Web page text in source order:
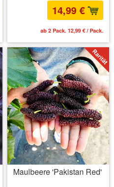
14,99 €
ab 2 Pack. 12,99 € / Pack.
Maulbeere 'Pakistan Red'